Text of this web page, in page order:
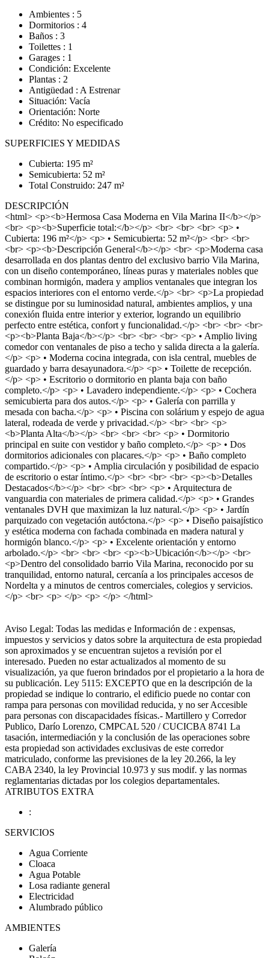
Ambientes : 5
Dormitorios : 4
Baños : 3
Toilettes : 1
Garages : 1
Condición: Excelente
Plantas : 2
Antigüedad : A Estrenar
Situación: Vacía
Orientación: Norte
Crédito: No especificado
SUPERFICIES Y MEDIDAS
Cubierta: 195 m²
Semicubierta: 52 m²
Total Construido: 247 m²
DESCRIPCIÓN
<html> <p><b>Hermosa Casa Moderna en Vila Marina II</b></p>
<br> <p><b>Superficie total:</b></p> <br> <br> <br> <p> •
Cubierta: 196 m²</p> <p> • Semicubierta: 52 m²</p> <br> <br>
<br> <p><b>Descripción General</b></p> <br> <p>Moderna casa
desarrollada en dos plantas dentro del exclusivo barrio Vila Marina,
con un diseño contemporáneo, líneas puras y materiales nobles que
combinan hormigón, madera y amplios ventanales que integran los
espacios interiores con el entorno verde.</p> <br> <p>La propiedad
se distingue por su luminosidad natural, ambientes amplios, y una
conexión fluida entre interior y exterior, logrando un equilibrio
perfecto entre estética, confort y funcionalidad.</p> <br> <br> <br>
<p><b>Planta Baja</b></p> <br> <br> <br> <p> • Amplio living
comedor con ventanales de piso a techo y salida directa a la galería.
</p> <p> • Moderna cocina integrada, con isla central, muebles de
guardado y barra desayunadora.</p> <p> • Toilette de recepción.
</p> <p> • Escritorio o dormitorio en planta baja con baño
completo.</p> <p> • Lavadero independiente.</p> <p> • Cochera
semicubierta para dos autos.</p> <p> • Galería con parrilla y
mesada con bacha.</p> <p> • Piscina con solárium y espejo de agua
lateral, rodeada de verde y privacidad.</p> <br> <br> <p>
<b>Planta Alta</b></p> <br> <br> <br> <p> • Dormitorio
principal en suite con vestidor y baño completo.</p> <p> • Dos
dormitorios adicionales con placares.</p> <p> • Baño completo
compartido.</p> <p> • Amplia circulación y posibilidad de espacio
de escritorio o estar íntimo.</p> <br> <br> <br> <p><b>Detalles
Destacados</b></p> <br> <br> <br> <p> • Arquitectura de
vanguardia con materiales de primera calidad.</p> <p> • Grandes
ventanales DVH que maximizan la luz natural.</p> <p> • Jardín
parquizado con vegetación autóctona.</p> <p> • Diseño paisajístico
y estética moderna con fachada combinada en madera natural y
hormigón blanco.</p> <p> • Excelente orientación y entorno
arbolado.</p> <br> <br> <br> <p><b>Ubicación</b></p> <br>
<p>Dentro del consolidado barrio Vila Marina, reconocido por su
tranquilidad, entorno natural, cercanía a los principales accesos de
Nordelta y a minutos de centros comerciales, colegios y servicios.
</p> <br> <p> </p> <p> </p> </html>
Aviso Legal: Todas las medidas e Información de : expensas,
impuestos y servicios y datos sobre la arquitectura de esta propiedad
son aproximados y se encuentran sujetos a revisión por el
interesado. Pueden no estar actualizados al momento de su
visualización, ya que fueron brindados por el propietario a la hora de
su publicación. Ley 5115: EXCEPTO que en la descripción de la
propiedad se indique lo contrario, el edificio puede no contar con
rampa para personas con movilidad reducida, y no ser Accesible
para personas con discapacidades físicas.- Martillero y Corredor
Publico, Darío Lorenzo, CMPCAL 520 / CUCICBA 8741 La
tasación, intermediación y la conclusión de las operaciones sobre
esta propiedad son actividades exclusivas de este corredor
matriculado, conforme las previsiones de la ley 20.266, la ley
CABA 2340, la ley Provincial 10.973 y sus modif. y las normas
reglamentarias dictadas por los colegios departamentales.
ATRIBUTOS EXTRA
:
SERVICIOS
Agua Corriente
Cloaca
Agua Potable
Losa radiante general
Electricidad
Alumbrado público
AMBIENTES
Galería